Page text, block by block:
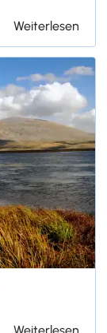
Weiterlesen
Weiterlesen